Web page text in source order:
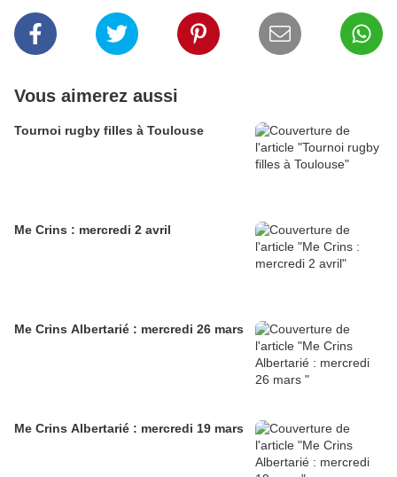
Vous aimerez aussi
Tournoi rugby filles à Toulouse
Me Crins : mercredi 2 avril
Me Crins Albertarié : mercredi 26 mars
Me Crins Albertarié : mercredi 19 mars